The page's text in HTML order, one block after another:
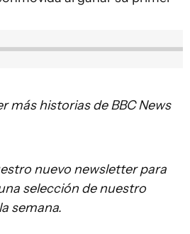
más historias de BBC News
nuevo newsletter para
selección de nuestro
semana.